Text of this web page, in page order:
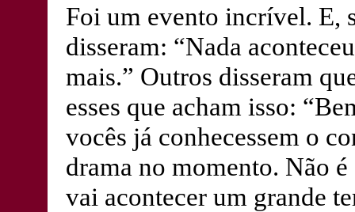
Foi um evento incrível. E,
disseram: “Nada
mais.” Outros disseram
esses que acham isso:
vocês já conhecessem o
drama no momento. Não
vai acontecer um grande